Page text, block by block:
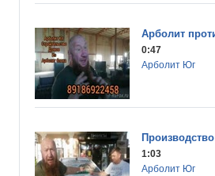
Арболит
0:47
Арболит Юг
1:03
Арболит Юг